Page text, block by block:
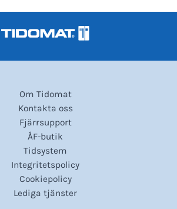
Om Tidomat
Kontakta oss
Fjärrsupport
ÅF-butik
Tidsystem
Integritetspolicy
Cookiepolicy
Lediga tjänster